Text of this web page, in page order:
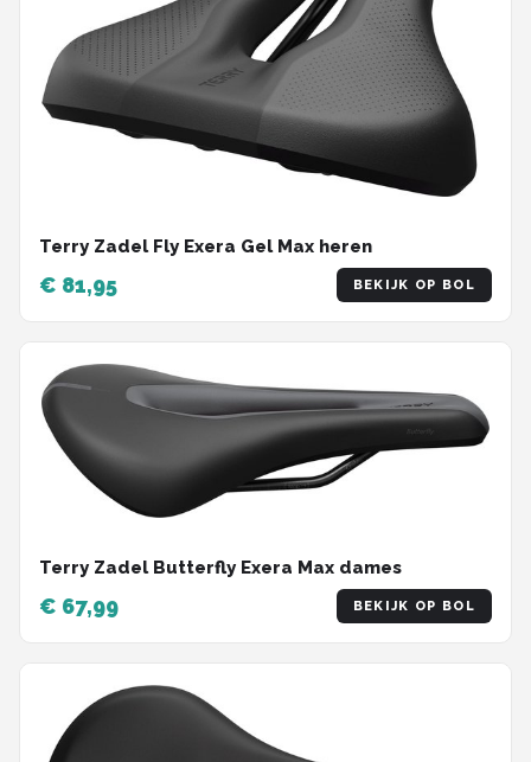
Terry Zadel Fly Exera Gel Max heren
€ 81,95 BEKIJK OP BOL
Terry Zadel Butterfly Exera Max dames
€ 67,99 BEKIJK OP BOL